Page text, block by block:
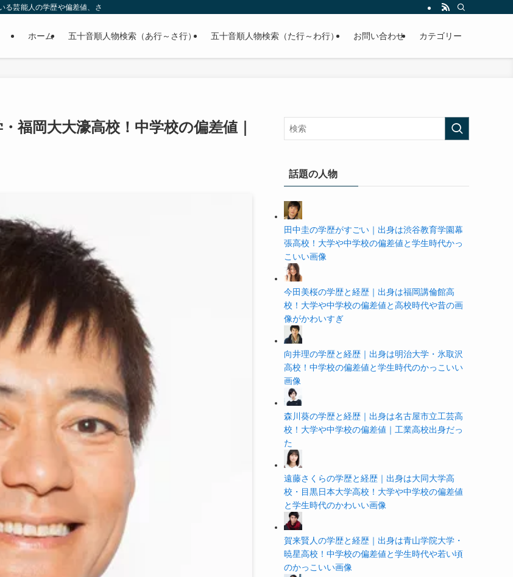
芸能人の学歴や偏差値、さらに政治家やスポーツ選手などの有名人の学歴や高校・大学の偏差値まで紹介していきます。
ホーム 五十音順人物検索（あ行～さ行） 五十音順人物検索（た行～わ行） お問い合わせ カテゴリー
福岡大大濠高校！中学校の偏差値｜
話題の人物
田中圭の学歴がすごい｜出身は渋谷教育学園幕
張高校！大学や中学校の偏差値と学生時代かっ
こいい画像
今田美桜の学歴と経歴｜出身は福岡講倫館高
校！大学や中学校の偏差値と高校時代や昔の画
像がかわいすぎ
向井理の学歴と経歴｜出身は明治大学・氷取沢
高校！中学校の偏差値と学生時代のかっこいい
画像
森川葵の学歴と経歴｜出身は名古屋市立工芸高
校！大学や中学校の偏差値｜工業高校出身だっ
た
遠藤さくらの学歴と経歴｜出身は大同大学高
校・目黒日本大学高校！大学や中学校の偏差値
と学生時代のかわいい画像
賀来賢人の学歴と経歴｜出身は青山学院大学・
暁星高校！中学校の偏差値と学生時代や若い頃
のかっこいい画像